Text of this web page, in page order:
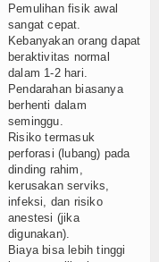
Pemulihan fisik awal
sangat cepat.
Kebanyakan orang dapat
beraktivitas normal
dalam 1-2 hari.
Pendarahan biasanya
berhenti dalam
seminggu.
Risiko termasuk
perforasi (lubang) pada
dinding rahim,
kerusakan serviks,
infeksi, dan risiko
anestesi (jika
digunakan).
Biaya bisa lebih tinggi